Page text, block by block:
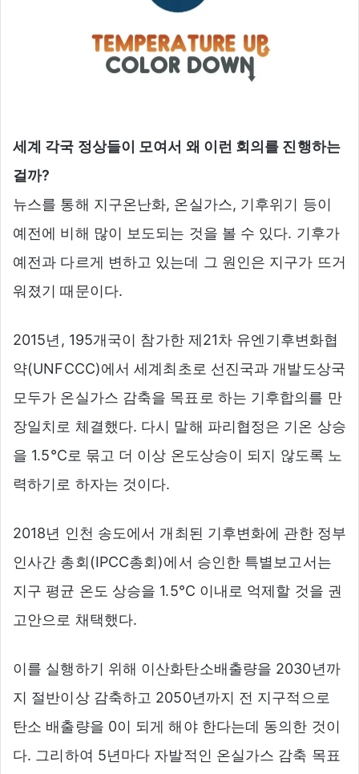
세계 각국 정상들이 모여서 왜 이런 회의를 진행하는
걸까?
뉴스를 통해 지구온난화, 온실가스, 기후위기 등이
예전에 비해 많이 보도되는 것을 볼 수 있다. 기후가
예전과 다르게 변하고 있는데 그 원인은 지구가 뜨거
워졌기 때문이다.
2015년, 195개국이 참가한 제21차 유엔기후변화협
약(UNFCCC)에서 세계최초로 선진국과 개발도상국
모두가 온실가스 감축을 목표로 하는 기후합의를 만
장일치로 체결했다. 다시 말해 파리협정은 기온 상승
을 1.5℃로 묶고 더 이상 온도상승이 되지 않도록 노
력하기로 하자는 것이다.
2018년 인천 송도에서 개최된 기후변화에 관한 정부
인사간 총회(IPCC총회)에서 승인한 특별보고서는
지구 평균 온도 상승을 1.5℃ 이내로 억제할 것을 권
고안으로 채택했다.
이를 실행하기 위해 이산화탄소배출량을 2030년까
지 절반이상 감축하고 2050년까지 전 지구적으로
탄소 배출량을 0이 되게 해야 한다는데 동의한 것이
다. 그리하여 5년마다 자발적인 온실가스 감축 목표